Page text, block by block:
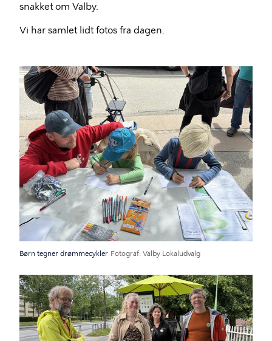
snakket om Valby.
Vi har samlet lidt fotos fra dagen.
Børn tegner drømmecykler Fotograf Valby Lokaludvalg